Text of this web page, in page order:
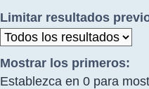
Limitar resultados
Mostrar los primeros:
Establezca en 0 para